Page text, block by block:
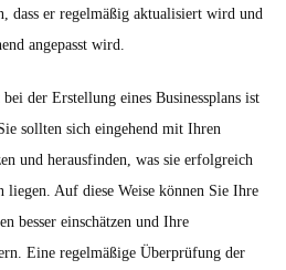
dass er regelmäßig aktualisiert wird und
angepasst wird.
der Erstellung eines Businessplans ist
sollten sich eingehend mit Ihren
und herausfinden, was sie erfolgreich
liegen. Auf diese Weise können Sie Ihre
besser einschätzen und Ihre
Eine regelmäßige Überprüfung der